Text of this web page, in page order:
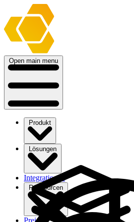
Open main menu
Produkt
Lösungen
Integrationen
Ressourcen